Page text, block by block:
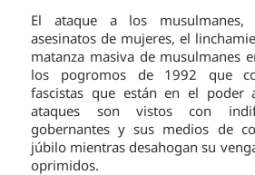
El ataque a los musulmanes,
asesinatos de mujeres, el
matanza masiva de musulmanes
los pogromos de 1992 que
fascistas que están en el poder
ataques son vistos con
gobernantes y sus medios de
júbilo mientras desahogan su
oprimidos.